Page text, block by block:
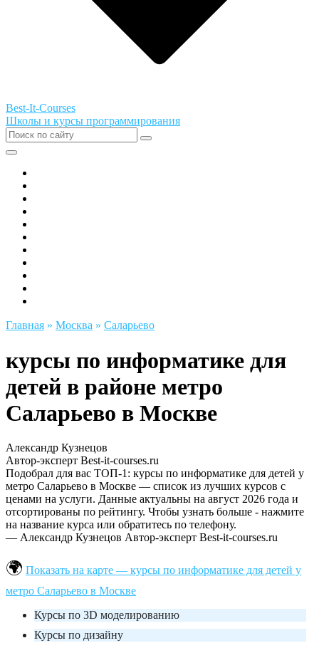
Best-It-Courses
Школы и курсы программирования
Главная » Москва » Саларьево
курсы по информатике для
детей в районе метро
Саларьево в Москве
Александр Кузнецов
Автор-эксперт Best-it-courses.ru
Подобрал для вас ТОП-1: курсы по информатике для детей у
метро Саларьево в Москве — список из лучших курсов с
ценами на услуги. Данные актуальны на август 2026 года и
отсортированы по рейтингу. Чтобы узнать больше - нажмите
на название курса или обратитесь по телефону.
— Александр Кузнецов Автор-эксперт Best-it-courses.ru
Показать на карте — курсы по информатике для детей у
метро Саларьево в Москве
Курсы по 3D моделированию
Курсы по дизайну